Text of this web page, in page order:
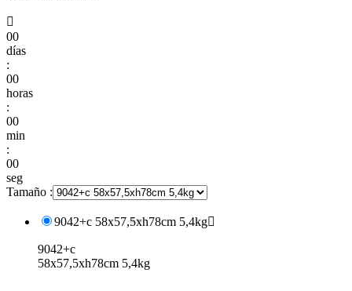

00
días
:
00
horas
:
00
min
:
00
seg
Tamaño :
9042+c 58x57,5xh78cm 5,4kg
9042+c
58x57,5xh78cm 5,4kg